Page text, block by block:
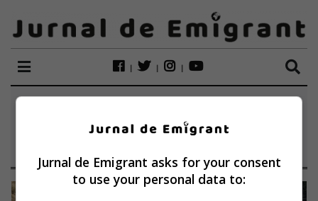
NICOLETA
CARPINEANU
Jurnal de Emigrant asks for your consent
to use your personal data to: